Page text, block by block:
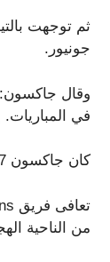
ثم توجهت
جونيور.
وقال جاكسون:
في
كان جاكسون 17 من 32 لمسافة 246 ياردة.
من الناحية